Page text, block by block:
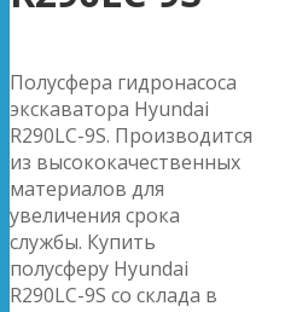
Полусфера гидронасоса
экскаватора Hyundai
R290LC-9S. Производится
из высококачественных
материалов для
увеличения срока
службы. Купить
полусферу Hyundai
R290LC-9S со склада в